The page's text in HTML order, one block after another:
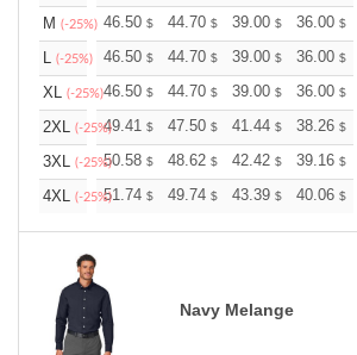
M (-25%) 46.50 $ 44.70 $ 39.00 $ 36.00 $
L (-25%) 46.50 $ 44.70 $ 39.00 $ 36.00 $
XL (-25%)46.50 $ 44.70 $ 39.00 $ 36.00 $
2XL (-25%)49.41 $ 47.50 $ 41.44 $ 38.26 $
3XL (-25%)50.58 $ 48.62 $ 42.42 $ 39.16 $
4XL (-25%)51.74 $ 49.74 $ 43.39 $ 40.06 $
Navy Melange